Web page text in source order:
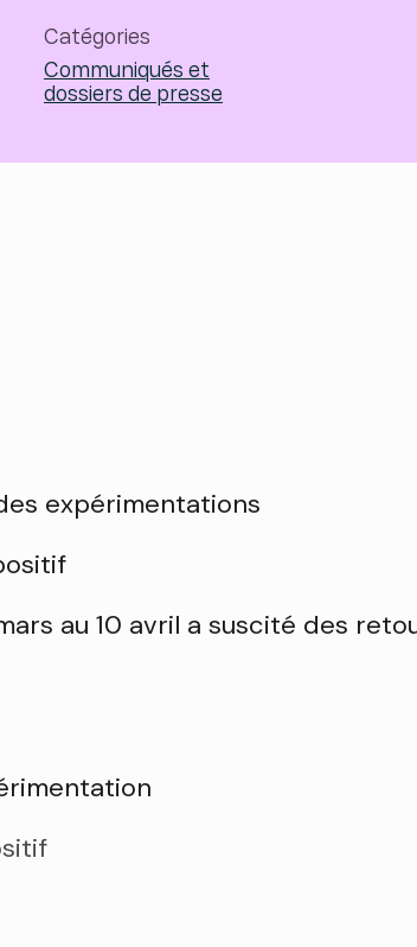
Catégories
Communiqués et
dossiers de presse
expérimentations
au 10 avril a suscité des